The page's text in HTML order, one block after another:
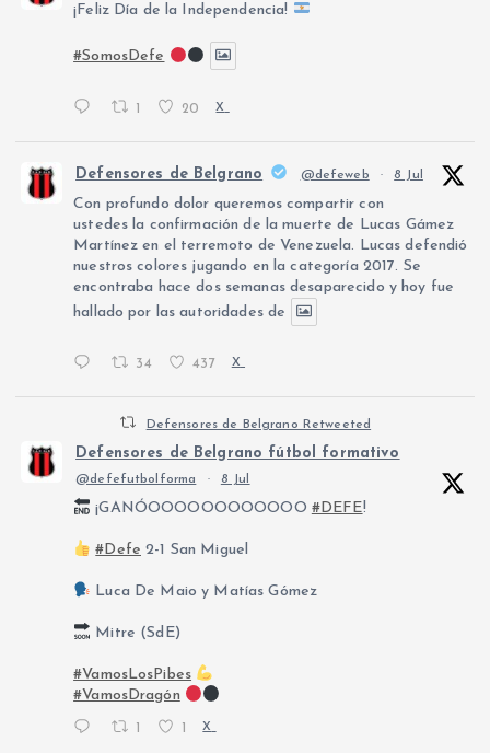
¡Feliz Día de la Independencia!
#SomosDefe
1 20 X
Defensores de Belgrano @defeweb · 8 Jul
Con profundo dolor queremos compartir con
ustedes la confirmación de la muerte de Lucas Gámez
Martínez en el terremoto de Venezuela. Lucas defendió
nuestros colores jugando en la categoría 2017. Se
encontraba hace dos semanas desaparecido y hoy fue
hallado por las autoridades de
34 437 X
Defensores de Belgrano Retweeted
Defensores de Belgrano fútbol formativo
@defefutbolforma · 8 Jul
¡GANÓOOOOOOOOOOOO #DEFE!
#Defe 2-1 San Miguel
Luca De Maio y Matías Gómez
Mitre (SdE)
#VamosLosPibes
#VamosDragón
X